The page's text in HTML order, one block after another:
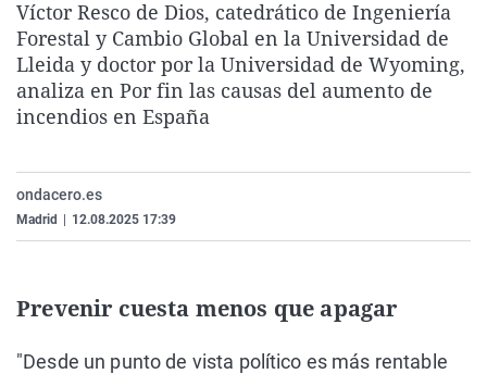
La rosa de los vientos
Gente viajera
Como el perro y el
Caso
Retornados
Equipo de
Extremadura
Galicia
La Rioja
País Vasco
Virales
Televisión
Elecciones
Víctor Resco de Dios, catedrático de Ingeniería
Forestal y Cambio Global en la Universidad de
Lleida y doctor por la Universidad de Wyoming,
analiza en Por fin las causas del aumento de
incendios en España
ondacero.es
Madrid 12.08.2025 17:39
Prevenir cuesta menos que apagar
"Desde un punto de vista político es más rentable